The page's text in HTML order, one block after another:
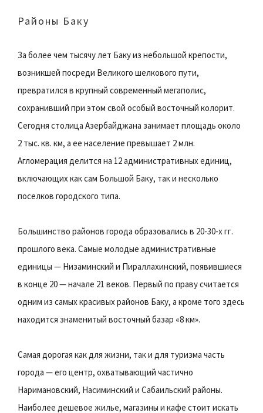
Районы Баку
За более чем тысячу лет Баку из небольшой крепости,
возникшей посреди Великого шелкового пути,
превратился в крупный современный мегаполис,
сохранивший при этом свой особый восточный колорит.
Сегодня столица Азербайджана занимает площадь около
2 тыс. кв. км, а ее население превышает 2 млн.
Агломерация делится на 12 административных единиц,
включающих как сам Большой Баку, так и несколько
поселков городского типа.
Большинство районов города образовались в 20-30-х гг.
прошлого века. Самые молодые административные
единицы — Низаминский и Пираллахинский, появившиеся
в конце 20 — начале 21 веков. Первый по праву считается
одним из самых красивых районов Баку, а кроме того здесь
находится знаменитый восточный базар «8 км».
Самая дорогая как для жизни, так и для туризма часть
города — его центр, охватывающий частично
Наримановский, Насиминский и Сабаильский районы.
Наиболее дешевое жилье, магазины и кафе стоит искать